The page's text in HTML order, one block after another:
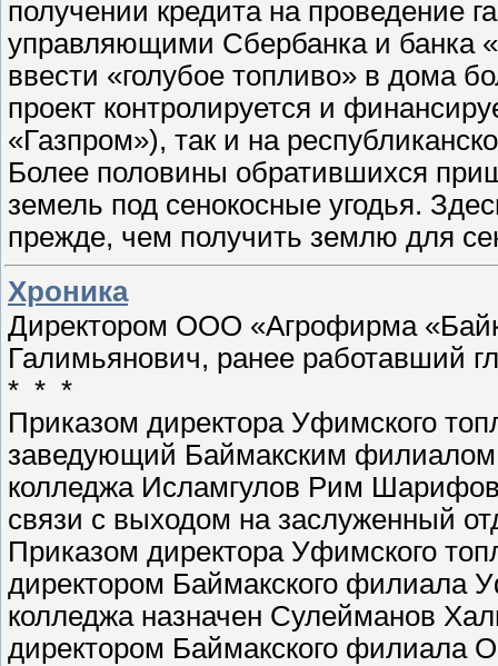
получении кредита на проведение
управляющими Сбербанка и банка
ввести «голубое топливо» в дома
проект контролируется и
«Газпром»), так и на
Более половины обратившихся
земель под сенокосные угодья.
прежде, чем получить землю для
Хроника
Директором ООО «Агрофирма
Галимьянович, ранее работавший
* * *
Приказом директора Уфимского
заведующий Баймакским филиалом
колледжа Исламгулов Рим
связи с выходом на заслуженный
Приказом директора Уфимского
директором Баймакского филиала
колледжа назначен Сулейманов
директором Баймакского филиала